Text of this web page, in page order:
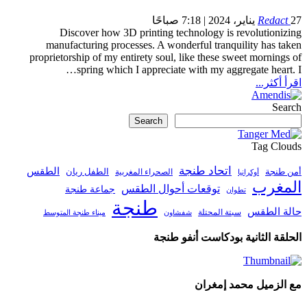
Redact 27 يناير، 2024 | 7:18 صباحًا
Discover how 3D printing technology is revolutionizing
manufacturing processes. A wonderful tranquility has taken
proprietorship of my entirety soul, like these sweet mornings of
spring which I appreciate with my aggregate heart. I
…
اقرأ أكثر...
Search
Search
Tag Clouds
أمن طنجة أوكرانيا اتحاد طنجة الصحراء المغربية الطفل ريان الطقس
المغرب تطوان توقعات أحوال الطقس جماعة طنجة
حالة الطقس سبتة المحتلة شفشاون طنجة ميناء طنجة المتوسط
الحلقة الثانية بودكاست أنفو طنجة
مع الزميل محمد إمغران